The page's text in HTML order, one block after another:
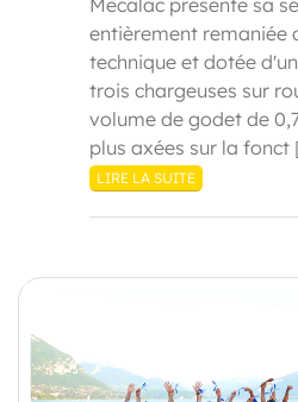
entièrement remaniée
technique et dotée
trois chargeuses sur
volume de godet de
plus axées sur la fonct
LIRE LA SUITE